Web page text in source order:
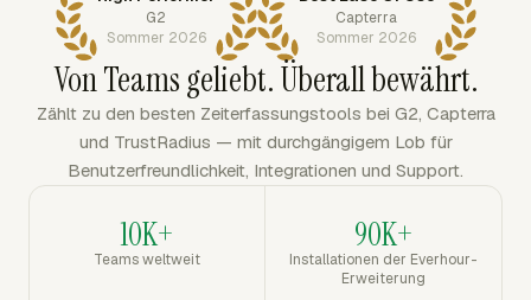
G2
Sommer 2026
Capterra
Sommer 2026
Von Teams geliebt. Überall bewährt.
Zählt zu den besten Zeiterfassungstools bei G2, Capterra
und TrustRadius — mit durchgängigem Lob für
Benutzerfreundlichkeit, Integrationen und Support.
10K+
Teams weltweit
90K+
Installationen der Everhour-
Erweiterung